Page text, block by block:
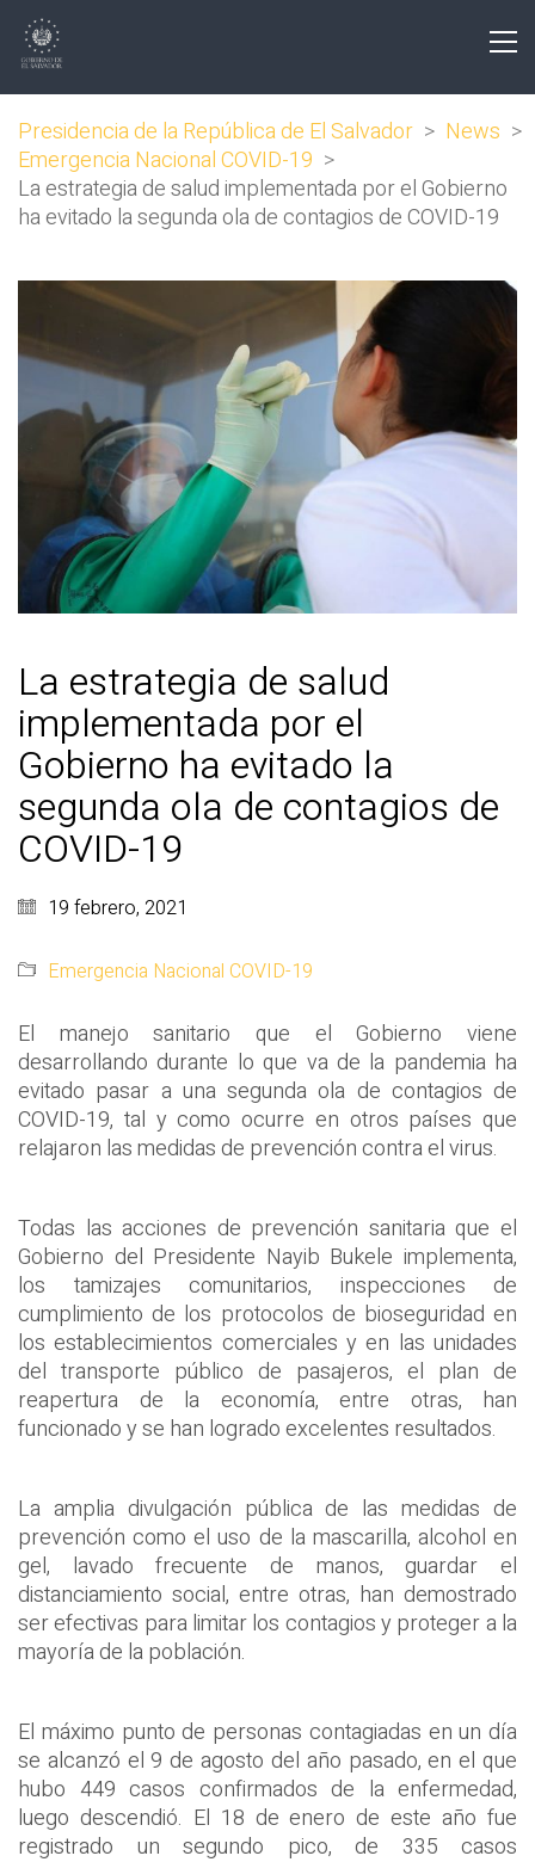
Presidencia de la República de El Salvador > News >
Emergencia Nacional COVID-19 >
La estrategia de salud implementada por el Gobierno
ha evitado la segunda ola de contagios de COVID-19
La estrategia de salud
implementada por el
Gobierno ha evitado la
segunda ola de contagios de
COVID-19
19 febrero, 2021
Emergencia Nacional COVID-19
El manejo sanitario que el Gobierno viene
desarrollando durante lo que va de la pandemia ha
evitado pasar a una segunda ola de contagios de
COVID-19, tal y como ocurre en otros países que
relajaron las medidas de prevención contra el virus.
Todas las acciones de prevención sanitaria que el
Gobierno del Presidente Nayib Bukele implementa,
los tamizajes comunitarios, inspecciones de
cumplimiento de los protocolos de bioseguridad en
los establecimientos comerciales y en las unidades
del transporte público de pasajeros, el plan de
reapertura de la economía, entre otras, han
funcionado y se han logrado excelentes resultados.
La amplia divulgación pública de las medidas de
prevención como el uso de la mascarilla, alcohol en
gel, lavado frecuente de manos, guardar el
distanciamiento social, entre otras, han demostrado
ser efectivas para limitar los contagios y proteger a la
mayoría de la población.
El máximo punto de personas contagiadas en un día
se alcanzó el 9 de agosto del año pasado, en el que
hubo 449 casos confirmados de la enfermedad,
luego descendió. El 18 de enero de este año fue
registrado un segundo pico, de 335 casos